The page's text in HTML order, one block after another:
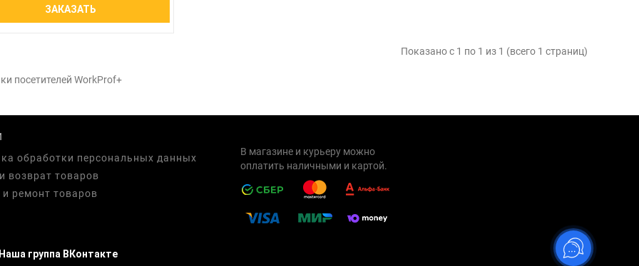
ЗАКАЗАТЬ
Показано с 1 по 1 из 1 (всего 1 страниц)
посетителей WorkProf+
обработки персональных данных
возврат товаров
и ремонт товаров
В магазине и курьеру можно
оплатить наличными и картой.
группа ВКонтакте